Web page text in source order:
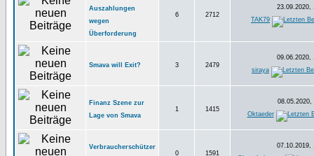
Auszahlungen
wegen
Überforderung
6 2712
23.09.2020,
TAK79
Smava will Exit? 3 2479
09.06.2020,
siraya
Finanz Szene zur
Lage von Smava
1 1415
08.05.2020,
Oktaeder
Verbraucherschützer
0 1591
07.10.2019,